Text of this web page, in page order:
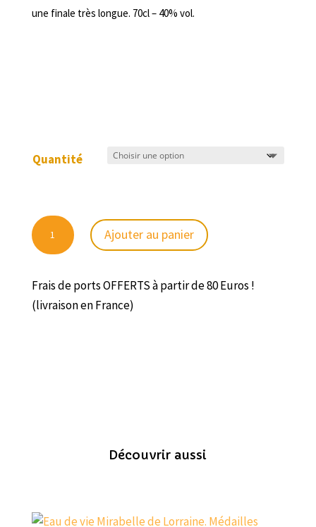
une finale très longue. 70cl – 40% vol.
Quantité
quantité
de
Rozelieures
Origine
Ajouter au panier
Frais de ports OFFERTS à partir de 80 Euros !
(livraison en France)
Découvrir aussi